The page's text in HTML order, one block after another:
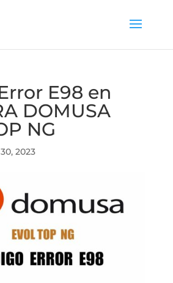
E98 en
DOMUSA
NG
2023